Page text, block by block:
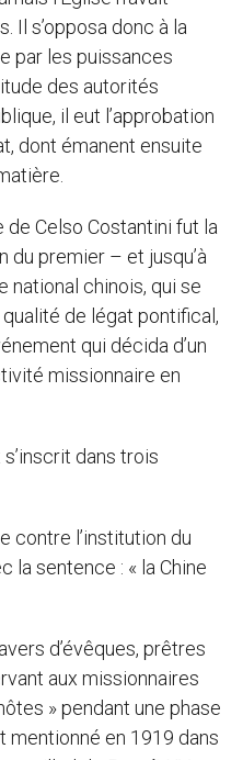
Il s’opposa donc à la
par les puissances
des autorités
il eut l’approbation
dont émanent ensuite
de Celso Costantini fut la
du premier – et jusqu’à
national chinois, qui se
de légat pontifical,
qui décida d’un
missionnaire en
dans trois
contre l’institution du
la sentence : « la Chine
d’évêques, prêtres
aux missionnaires
» pendant une phase
en 1919 dans